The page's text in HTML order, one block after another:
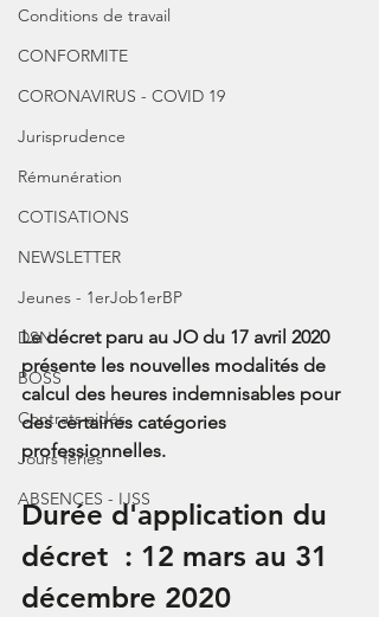
Conditions de travail
CONFORMITE
CORONAVIRUS - COVID 19
Jurisprudence
Rémunération
COTISATIONS
NEWSLETTER
Jeunes - 1erJob1erBP
DSN
BOSS
Contrats aidés
Jours fériés
ABSENCES - IJSS
Le décret paru au JO du 17 avril 2020
présente les nouvelles modalités de
calcul des heures indemnisables pour
des certaines catégories
professionnelles.
Durée d'application du
décret  : 12 mars au 31
décembre 2020